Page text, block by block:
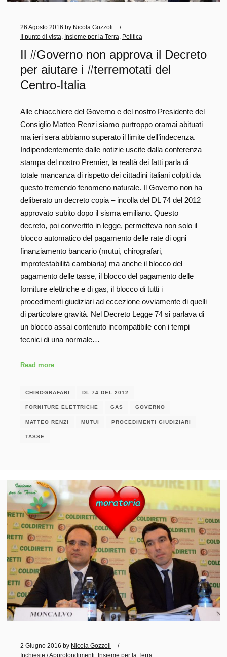
26 Agosto 2016 by Nicola Gozzoli
Il punto di vista
Insieme per la Terra Politica
Il #Governo non approva il Decreto
per aiutare i #terremotati del
Centro-Italia
Alle chiacchiere del Governo e del nostro Presidente del
Consiglio Matteo Renzi siamo purtroppo oramai abituati
ma ieri sera abbiamo superato il limite dell’indecenza.
Indipendentemente dalle notizie uscite dalla conferenza
stampa del nostro Premier, la realtà dei fatti parla di
totale mancanza di rispetto dei cittadini italiani colpiti da
questo tremendo fenomeno naturale. Il Governo non ha
deliberato un decreto copia – incolla del DL 74 del 2012
approvato subito dopo il sisma emiliano. Questo
decreto, poi convertito in legge, permetteva non solo il
blocco automatico del pagamento delle rate di ogni
finanziamento bancario (mutui, chirografari,
improtestabilità cambiaria) ma anche il blocco del
pagamento delle tasse, il blocco del pagamento delle
forniture elettriche e di gas, il blocco di tutti i
procedimenti giudiziari ad eccezione ovviamente di quelli
di particolare gravità. Nel Decreto Legge 74 si parlava di
un blocco assai contenuto incompatibile con i tempi
tecnici di una normale…
Read more
CHIROGRAFARI DL 74 DEL 2012
FORNITURE ELETTRICHE GAS GOVERNO
MATTEO RENZI MUTUI PROCEDIMENTI GIUDIZIARI
TASSE
2 Giugno 2016 by Nicola Gozzoli
Inchieste / Approfondimenti
Insieme per la Terra